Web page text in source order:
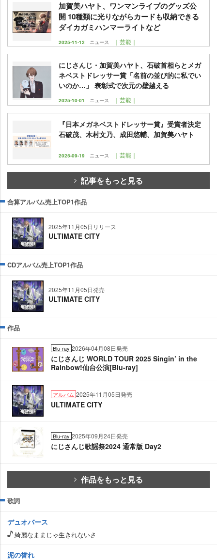
加賀美ハヤト、ワンマンライブのグッズ公
開 10種類に光りながらカードも収納できる
ダイカガミハンマーライトなど
2025-11-12 ニュース ｜芸能｜
にじさんじ・加賀美ハヤト、石破首相らとメガ
ネベストドレッサー賞「名前の並び的に私でい
いのか…」 表彰式で次元の壁越える
2025-10-01 ニュース ｜芸能｜
『日本メガネベストドレッサー賞』受賞者決定
石破茂、木村文乃、成田悠輔、加賀美ハヤト
2025-09-19 ニュース ｜芸能｜
記事をもっと見る
合算アルバム売上TOP1作品
2025年11月05日リリース
ULTIMATE CITY
CDアルバム売上TOP1作品
2025年11月05日発売
ULTIMATE CITY
作品
Blu-ray 2026年04月08日発売
にじさんじ WORLD TOUR 2025 Singin’ in the
Rainbow!仙台公演[Blu-ray]
アルバム 2025年11月05日発売
ULTIMATE CITY
Blu-ray 2025年09月24日発売
にじさんじ歌謡祭2024 通常版 Day2
作品をもっと見る
歌詞
デュオバース
綺麗なままじゃ生きれないさ
泥の誉れ